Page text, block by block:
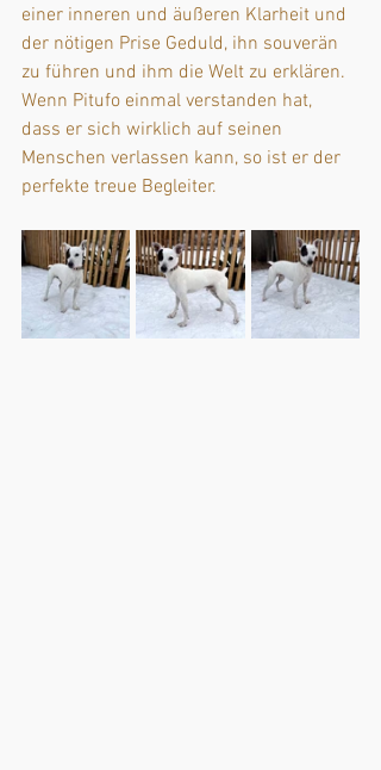
einer inneren und äußeren Klarheit und
der nötigen Prise Geduld, ihn souverän
zu führen und ihm die Welt zu erklären.
Wenn Pitufo einmal verstanden hat,
dass er sich wirklich auf seinen
Menschen verlassen kann, so ist er der
perfekte treue Begleiter.